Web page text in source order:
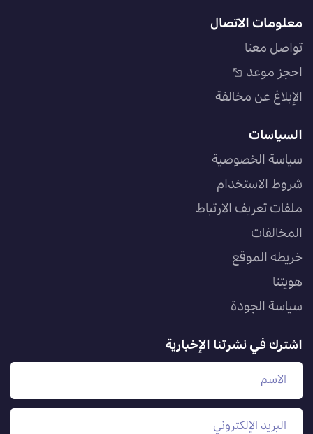
معلومات الاتصال
تواصل معنا
احجز موعد
الإبلاغ عن مخالفة
السياسات
سياسة الخصوصية
شروط الاستخدام
ملفات تعريف الارتباط
المخالفات
خريطه الموقع
هويتنا
سياسة الجودة
اشترك في نشرتنا الإخبارية